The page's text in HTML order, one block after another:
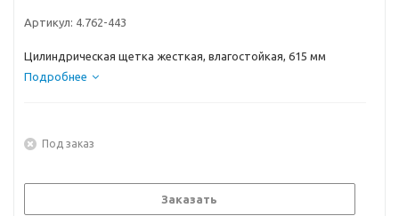
Артикул: 4.762-443
Цилиндрическая щетка жесткая, влагостойкая, 615 мм
Подробнее
Под заказ
Заказать